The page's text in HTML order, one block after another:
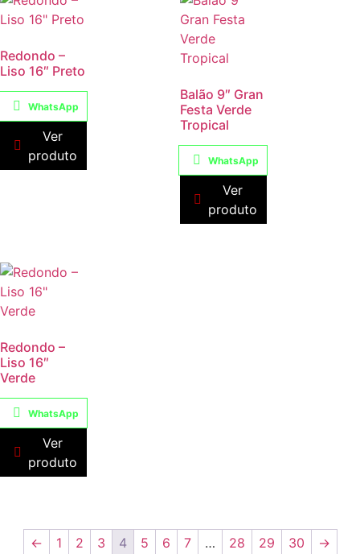
Redondo –
Liso 16″ Preto
WhatsApp
Ver
produto
Balão 9″ Gran
Festa Verde
Tropical
WhatsApp
Ver
produto
Redondo –
Liso 16″
Verde
WhatsApp
Ver
produto
← 1 2 3 4 5 6 7 … 28 29 30 →